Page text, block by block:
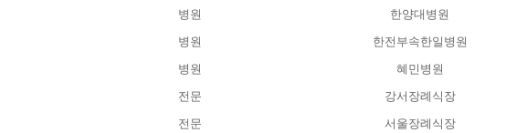
병원
한양대병원
병원
한전부속한일병원
병원
혜민병원
전문
강서장례식장
전문
서울장례식장